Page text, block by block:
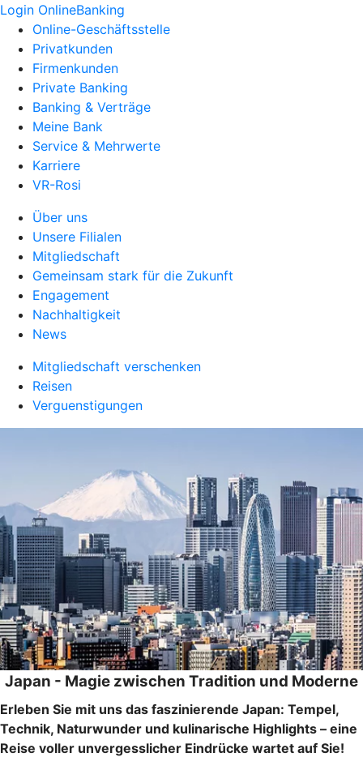
Login OnlineBanking
Online-Geschäftsstelle
Privatkunden
Firmenkunden
Private Banking
Banking & Verträge
Meine Bank
Service & Mehrwerte
Karriere
VR-Rosi
Über uns
Unsere Filialen
Mitgliedschaft
Gemeinsam stark für die Zukunft
Engagement
Nachhaltigkeit
News
Mitgliedschaft verschenken
Reisen
Verguenstigungen
Japan - Magie zwischen Tradition und Moderne
Erleben Sie mit uns das faszinierende Japan: Tempel,
Technik, Naturwunder und kulinarische Highlights – eine
Reise voller unvergesslicher Eindrücke wartet auf Sie!